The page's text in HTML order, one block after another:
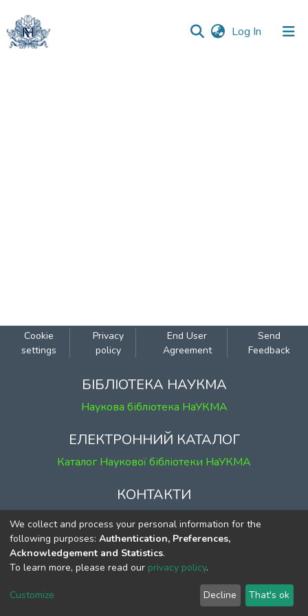
Log In (current)
Cookie
settings
Privacy
policy
End User
Agreement
Send
Feedback
БІБЛІОТЕКА НАУКМА
Наукова бібліотека НаУКМА
ЕЛЕКТРОННИЙ КАТАЛОГ
Каталог Наукової бібліотеки НаУКМА
КОНТАКТИ
м. Київ, вул. Григорія Сковороди, 2
к. 1, к. 120
тел. (044) 463-69-31
ekmair@ukma.edu.ua
We collect and process your personal information for the
following purposes: Authentication, Preferences,
Acknowledgement and Statistics.
To learn more, please read our privacy policy.
Customize Decline That's ok